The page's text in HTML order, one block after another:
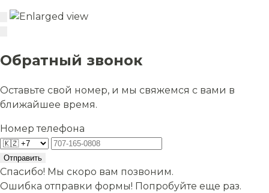
Обратный звонок
Оставьте свой номер, и мы свяжемся с вами в
ближайшее время.
Номер телефона
Отправить
Спасибо! Мы скоро вам позвоним.
Ошибка отправки формы! Попробуйте еще раз.